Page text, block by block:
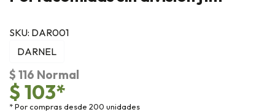
SKU: DAR001
DARNEL
$ 116 Normal
$ 103*
* Por compras desde 200 unidades